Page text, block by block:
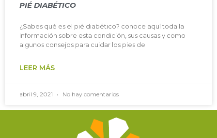
PIÉ DIABÉTICO
¿Sabes qué es el pié diabético? conoce aquí toda la
información sobre esta condición, sus causas y como
algunos consejos para cuidar los pies de
LEER MÁS
abril 9, 2021 No hay comentarios